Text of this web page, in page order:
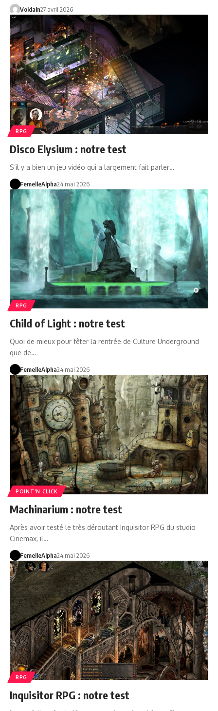
Voldaln27 avril 2026
RPG
Disco Elysium : notre test
S’il y a bien un jeu vidéo qui a largement fait parler…
FemelleAlpha24 mai 2026
RPG
Child of Light : notre test
Quoi de mieux pour fêter la rentrée de Culture Underground
que de…
FemelleAlpha24 mai 2026
POINT'N CLICK
Machinarium : notre test
Après avoir testé le très déroutant Inquisitor RPG du studio
Cinemax, il…
FemelleAlpha24 mai 2026
RPG
Inquisitor RPG : notre test